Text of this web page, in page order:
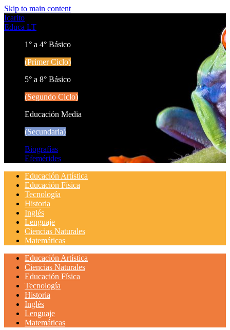
Skip to main content
Icarito
Educa LT
1° a 4° Básico
(Primer Ciclo)
5° a 8° Básico
(Segundo Ciclo)
Educación Media
(Secundaria)
Biografías
Efemérides
Educación Artística
Educación Física
Tecnología
Historia
Inglés
Lenguaje
Ciencias Naturales
Matemáticas
Educación Artística
Ciencias Naturales
Educación Física
Tecnología
Historia
Inglés
Lenguaje
Matemáticas